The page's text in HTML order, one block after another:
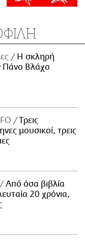
H σκληρή
Πάνο Βλάχο
Tρεις
μουσικοί, τρεις
Από όσα βιβλία
20 χρόνια,